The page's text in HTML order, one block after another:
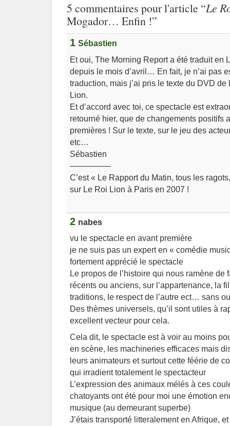
5 commentaires pour l'article “Le
Mogador… Enfin !”
1 Sébastien
Et oui, The Morning Report a été traduit en
depuis le mois d’avril… En fait, je n’ai pas
traduction, mais j’ai pris le texte du DVD
Lion.
Et d’accord avec toi, ce spectacle est
retourné hier, que de changements positifs
premières ! Sur le texte, sur le jeu des
etc…
Sébastien
—————
C’est « Le Rapport du Matin, tous les
sur Le Roi Lion à Paris en 2007 !
2 nabes
vu le spectacle en avant première
je ne suis pas un expert en « comédie
fortement apprécié le spectacle
Le propos de l’histoire qui nous ramène de
récents ou anciens, sur l’appartenance, la
traditions, le respect de l’autre ect… sans
Des thèmes universels, qu’il sont utiles à
excellent vecteur pour cela.
Cela dit, le spectacle est à voir au moins
en scène, les machineries efficaces mais
leurs animateurs et surtout cette féérie de
qui irradient totalement le spectacteur
L’expression des animaux mélés à ces
chatoyants ont été pour moi une émotion
musique (au demeurant superbe)
J’étais transporté litteralement en Afrique,